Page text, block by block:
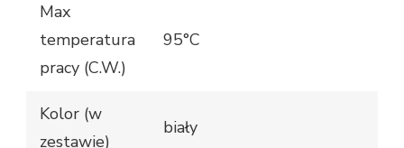
Max
temperatura
pracy (C.W.)
95°C
Kolor (w
zestawie)
biały